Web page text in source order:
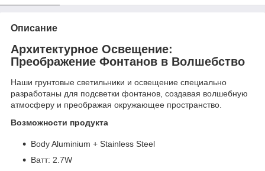
Описание
Архитектурное Освещение:
Преображение Фонтанов в Волшебство
Наши грунтовые светильники и освещение специально
разработаны для подсветки фонтанов, создавая волшебную
атмосферу и преображая окружающее пространство.
Возможности продукта
Body Aluminium + Stainless Steel
Bатт: 2.7W